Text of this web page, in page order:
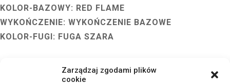
Zarządzaj zgodami plików
cookie
KOLOR-BAZOWY: RED FLAME
WYKOŃCZENIE: WYKOŃCZENIE BAZOWE
KOLOR-FUGI: FUGA SZARA